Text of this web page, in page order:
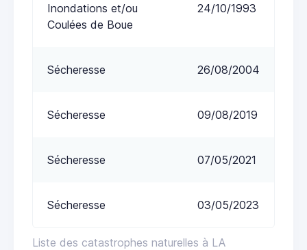
Liste des catastrophes naturelles à LA
Inondations et/ou
Coulées de Boue
24/10/1993
Sécheresse 26/08/2004
Sécheresse 09/08/2019
Sécheresse 07/05/2021
Sécheresse 03/05/2023